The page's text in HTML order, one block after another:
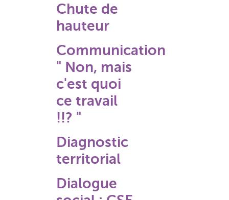
Chute de
hauteur
Communication
" Non, mais
c'est quoi
ce travail
!!? "
Diagnostic
territorial
Dialogue